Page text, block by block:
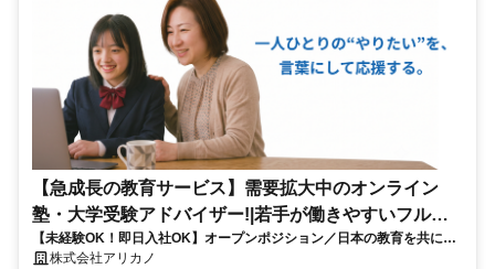
【急成長の教育サービス】需要拡大中のオンライン
塾・大学受験アドバイザー!|若手が働きやすいフルリ
モート勤務
【未経験OK！即日入社OK】オープンポジション／日本の教育を共に変
える仲間を募集します！
株式会社アリカノ